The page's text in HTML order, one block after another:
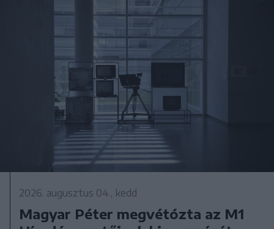
2026. augusztus 04., kedd
Magyar Péter megvétózta az M1